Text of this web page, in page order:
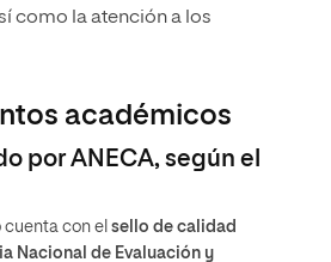
como la atención a los
académicos
por ANECA, según el
cuenta con el sello de calidad
Nacional de Evaluación y